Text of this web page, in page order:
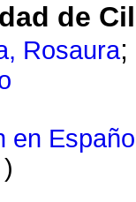
de
Rosaura;
en
)